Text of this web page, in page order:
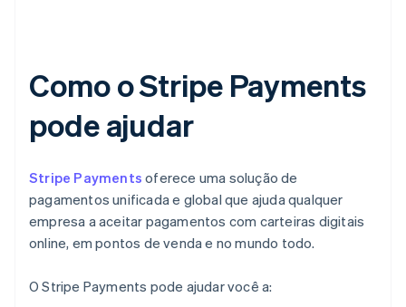
Como o Stripe Payments
pode ajudar
Stripe Payments oferece uma solução de
pagamentos unificada e global que ajuda qualquer
empresa a aceitar pagamentos com carteiras digitais
online, em pontos de venda e no mundo todo.
O Stripe Payments pode ajudar você a: